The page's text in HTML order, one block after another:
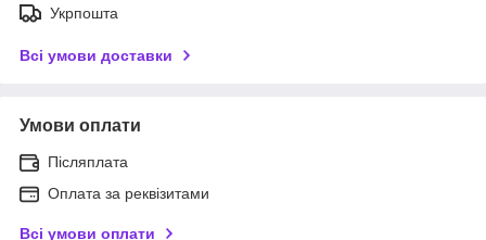
Укрпошта
Всі умови доставки
Умови оплати
Післяплата
Оплата за реквізитами
Всі умови оплати